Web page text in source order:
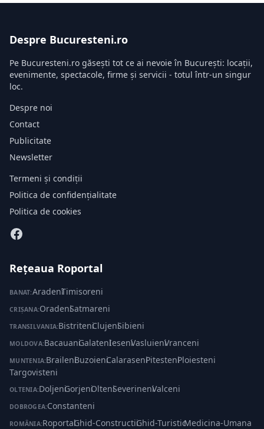
Despre Bucuresteni.ro
Pe Bucuresteni.ro găsești tot ce ai nevoie în București: locații,
evenimente, spectacole, firme și servicii - totul într-un singur
loc.
Despre noi
Contact
Publicitate
Newsletter
Termeni și condiții
Politica de confidențialitate
Politica de cookies
Rețeaua Roportal
BANAT:Aradeni·Timisoreni
CRIȘANA:Oradeni·Satmareni
TRANSILVANIA:Bistriteni·Clujeni·Sibieni
MOLDOVA:Bacauani·Galateni·Ieseni·Vasluieni·Vranceni
MUNTENIA:Braileni·Buzoieni·Calaraseni·Pitesteni·Ploiesteni·
Targovisteni
OLTENIA:Doljeni·Gorjeni·Olteni·Severineni·Valceni
DOBROGEA:Constanteni
ROMÂNIA:Roportal·Ghid-Constructii·Ghid-Turistic·Medicina-Umana